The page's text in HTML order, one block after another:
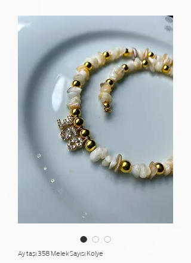
Ay taşı 358 Melek Sayısı Kolye